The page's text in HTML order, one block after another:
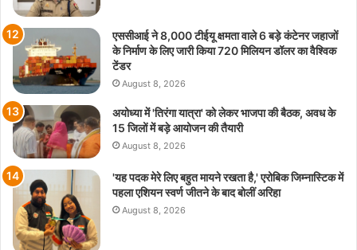
एससीआई ने 8,000 टीईयू क्षमता वाले 6 बड़े कंटेनर जहाजों
के निर्माण के लिए जारी किया 720 मिलियन डॉलर का वैश्विक
टेंडर
August 8, 2026
अयोध्या में 'तिरंगा यात्रा' को लेकर भाजपा की बैठक, अवध के
15 जिलों में बड़े आयोजन की तैयारी
August 8, 2026
'यह पदक मेरे लिए बहुत मायने रखता है,' एरोबिक जिम्नास्टिक में
पहला एशियन स्वर्ण जीतने के बाद बोलीं अरिहा
August 8, 2026